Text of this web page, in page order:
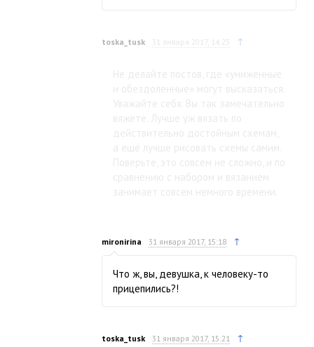
toska_tusk 31 января 2017, 14:25 ↑
mironirina 31 января 2017, 15:18 ↑
Что ж, вы, девушка, к человеку-то
прицепились?!
toska_tusk 31 января 2017, 15:21 ↑